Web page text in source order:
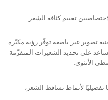
تقييم كثافة الشعر
تصوير غير باضعة توفّر رؤية مكبّرة
على تحديد الشعيرات المتقزّمة
الأنثوي.
تفصيليًا لأنماط تساقط الشعر،